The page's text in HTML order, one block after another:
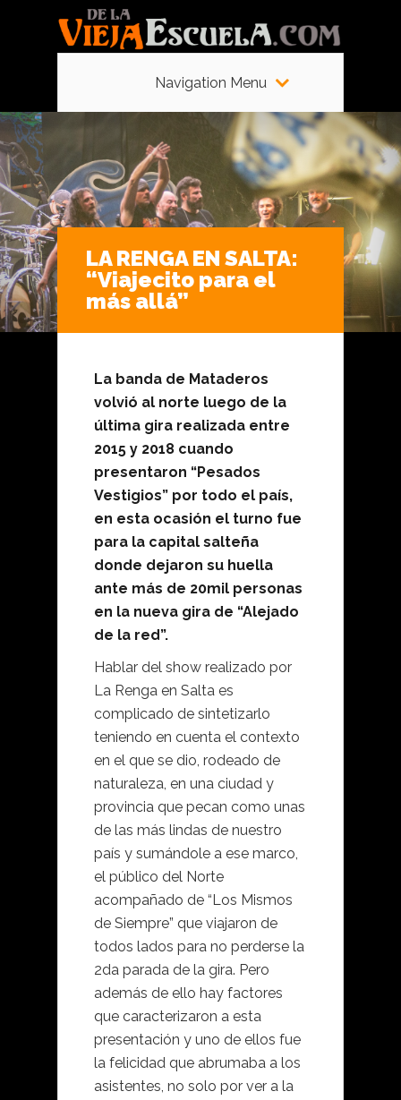
Navigation Menu
LA RENGA EN SALTA:
“Viajecito para el
más allá”
La banda de Mataderos
volvió al norte luego de la
última gira realizada entre
2015 y 2018 cuando
presentaron “Pesados
Vestigios” por todo el país,
en esta ocasión el turno fue
para la capital salteña
donde dejaron su huella
ante más de 20mil personas
en la nueva gira de “Alejado
de la red”.
Hablar del show realizado por
La Renga en Salta es
complicado de sintetizarlo
teniendo en cuenta el contexto
en el que se dio, rodeado de
naturaleza, en una ciudad y
provincia que pecan como unas
de las más lindas de nuestro
país y sumándole a ese marco,
el público del Norte
acompañado de “Los Mismos
de Siempre” que viajaron de
todos lados para no perderse la
2da parada de la gira. Pero
además de ello hay factores
que caracterizaron a esta
presentación y uno de ellos fue
la felicidad que abrumaba a los
asistentes, no solo por ver a la